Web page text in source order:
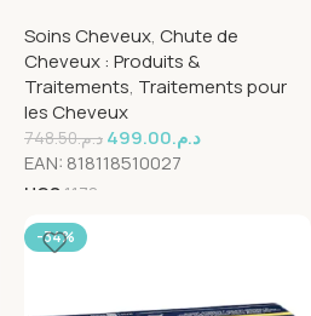
Ampoules*10 ml
Soins Cheveux, Chute de
Cheveux : Produits &
Traitements, Traitements pour
les Cheveux
د.م.748.50 د.م.499.00
EAN: 818118510027
UGS 1178
-34%